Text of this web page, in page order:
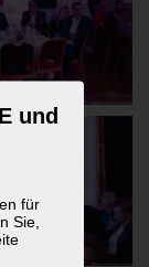
und
für
Sie,